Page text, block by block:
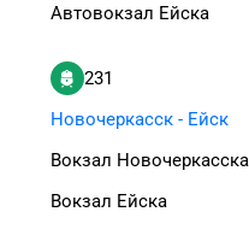
Автовокзал Ейска
231
Новочеркасск - Ейск
Вокзал Новочеркасска
Вокзал Ейска